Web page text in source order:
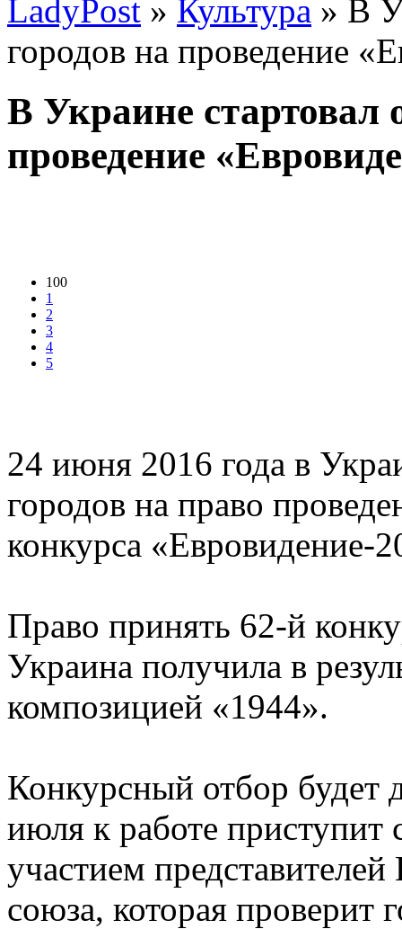
LadyPost » Культура » В
городов на проведение
В Украине стартовал
проведение
100
1
2
3
4
5
24 июня 2016 года в
городов на право
конкурса «Евровидение-
Право принять 62-й
Украина получила в
композицией «1944».
Конкурсный отбор будет
июля к работе приступит
участием
союза, которая проверит